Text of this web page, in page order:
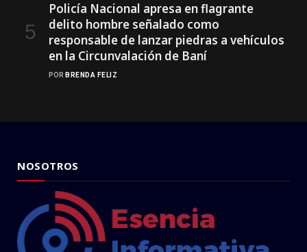
Policía Nacional apresa en flagrante
delito hombre señalado como
responsable de lanzar piedras a vehículos
en la Circunvalación de Baní
POR BRENDA FELIZ
NOSOTROS